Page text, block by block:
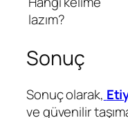
lazım?
Sonuç
Sonuç olarak,
ve güvenilir